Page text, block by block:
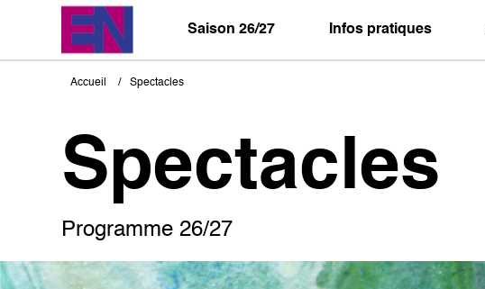
Saison 26/27 Infos pratiques
Fil
Accueil Spectacles
Spectacles
Programme 26/27